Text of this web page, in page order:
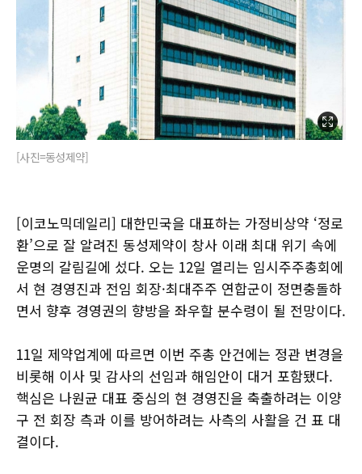
[사진=동성제약]
[이코노믹데일리] 대한민국을 대표하는 가정비상약 ‘정로
환’으로 잘 알려진 동성제약이 창사 이래 최대 위기 속에
운명의 갈림길에 섰다. 오는 12일 열리는 임시주주총회에
서 현 경영진과 전임 회장·최대주주 연합군이 정면충돌하
면서 향후 경영권의 향방을 좌우할 분수령이 될 전망이다.
11일 제약업계에 따르면 이번 주총 안건에는 정관 변경을
비롯해 이사 및 감사의 선임과 해임안이 대거 포함됐다.
핵심은 나원균 대표 중심의 현 경영진을 축출하려는 이양
구 전 회장 측과 이를 방어하려는 사측의 사활을 건 표 대
결이다.